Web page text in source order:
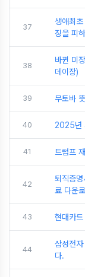
37
생애최
징을 피
38
바뀐 미
데이장)
39 무토바
40 2025년
41 트럼프
42
퇴직증
료 다운
43 현대카
44
삼성전
다.